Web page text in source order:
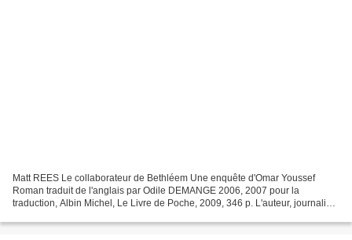
Matt REES Le collaborateur de Bethléem Une enquête d'Omar Youssef
Roman traduit de l'anglais par Odile DEMANGE 2006, 2007 pour la
traduction, Albin Michel, Le Livre de Poche, 2009, 346 p. L'auteur, journaliste